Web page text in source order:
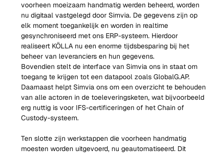
voorheen moeizaam handmatig werden beheerd, worden
nu digitaal vastgelegd door Simvia. De gegevens zijn op
elk moment toegankelijk en worden in realtime
gesynchroniseerd met ons ERP-systeem. Hierdoor
realiseert KÖLLA nu een enorme tijdsbesparing bij het
beheer van leveranciers en hun gegevens.
Bovendien stelt de interface van Simvia ons in staat om
toegang te krijgen tot een datapool zoals GlobalG.AP.
Daarnaast helpt Simvia ons om een overzicht te behouden
van alle actoren in de toeleveringsketen, wat bijvoorbeeld
erg nuttig is voor IFS-certificeringen of het Chain of
Custody-systeem.
Ten slotte zijn werkstappen die voorheen handmatig
moesten worden uitgevoerd, nu geautomatiseerd. Dit